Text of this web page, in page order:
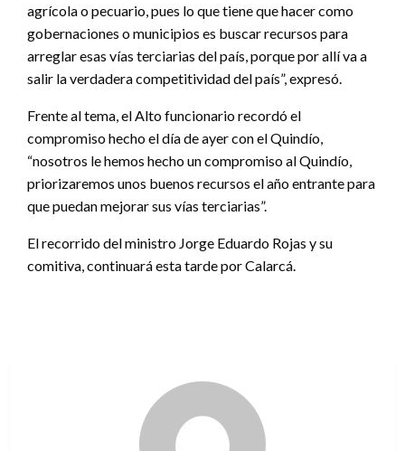
agrícola o pecuario, pues lo que tiene que hacer como
gobernaciones o municipios es buscar recursos para
arreglar esas vías terciarias del país, porque por allí va a
salir la verdadera competitividad del país”, expresó.
Frente al tema, el Alto funcionario recordó el
compromiso hecho el día de ayer con el Quindío,
“nosotros le hemos hecho un compromiso al Quindío,
priorizaremos unos buenos recursos el año entrante para
que puedan mejorar sus vías terciarias”.
El recorrido del ministro Jorge Eduardo Rojas y su
comitiva, continuará esta tarde por Calarcá.